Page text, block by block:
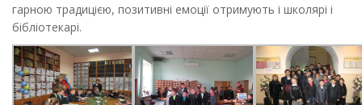
гарною традицією, позитивні емоції отримують і школярі і
бібліотекарі.